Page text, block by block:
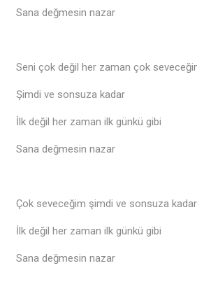
Sana değmesin nazar
Seni çok değil her zaman çok
Şimdi ve sonsuza kadar
İlk değil her zaman ilk günkü gibi
Sana değmesin nazar
Çok seveceğim şimdi ve sonsuza kadar
İlk değil her zaman ilk günkü gibi
Sana değmesin nazar